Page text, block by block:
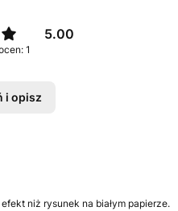
5.00
1
i opisz
niż rysunek na białym papierze.